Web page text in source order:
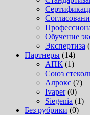
Обучение
Экспертиза
Партнеры (14)
АПК (1)
Союз
Алрокс (7)
Ivaper(0)
Siegenia (1)
Без рубрики (0)